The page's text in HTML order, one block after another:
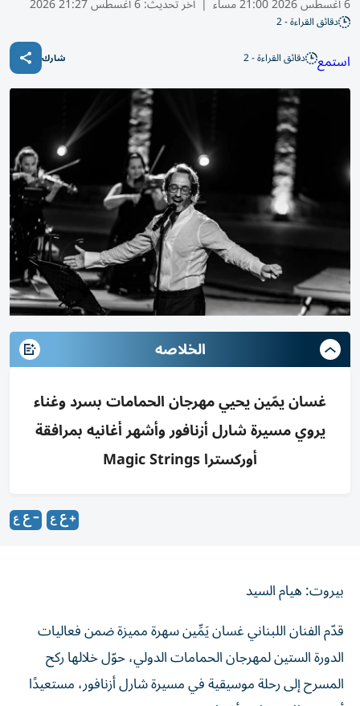
دقائق القراءة - 2
استمع دقائق القراءة - 2 شارك
الخلاصه
غسان يمّين يحيي مهرجان الحمامات بسرد وغناء
يروي مسيرة شارل أزنافور وأشهر أغانيه بمرافقة
أوركسترا Magic Strings
قدّم الفنان اللبناني غسان يَمِّين سهرة مميزة ضمن فعاليات
الدورة الستين لمهرجان الحمامات الدولي، حوّل خلالها ركح
المسرح إلى رحلة موسيقية في مسيرة شارل أزنافور، مستعيدًا
أبرز محطات حياته وأغنياته.